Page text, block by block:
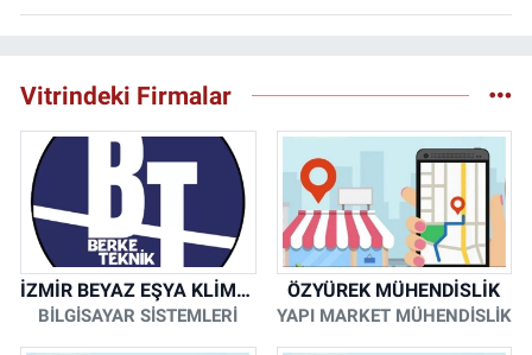
Vitrindeki Firmalar
İZMİR BEYAZ EŞYA KLİMA KOMBİ SERVİSİ
BİLGİSAYAR SİSTEMLERİ
ÖZYÜREK MÜHENDİSLİK
YAPI MARKET MÜHENDİSLİK